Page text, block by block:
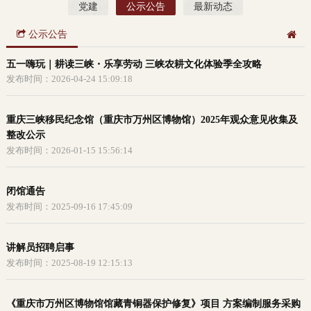
党建 公示公告 最新动态
公示公告
五一嗨玩｜耕读三峡・乐享劳动 三峡农耕文化体验季全攻略
发布时间：2026-04-24 15:09:18
重庆三峡移民纪念馆（重庆市万州区博物馆）2025年观众意见收集及
整改公示
发布时间：2026-01-15 15:56:14
闭馆通告
发布时间：2025-09-16 17:45:09
讲解员招聘启事
发布时间：2025-08-19 12:15:13
《重庆市万州区博物馆馆藏青铜器保护修复》项目 方案编制服务采购